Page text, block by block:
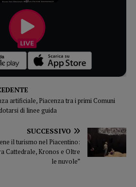
artificiale, Piacenza tra i primi Comuni
di linee guida
SUCCESSIVO
il turismo nel Piacentino:
Cattedrale, Kronos e Oltre
le nuvole”